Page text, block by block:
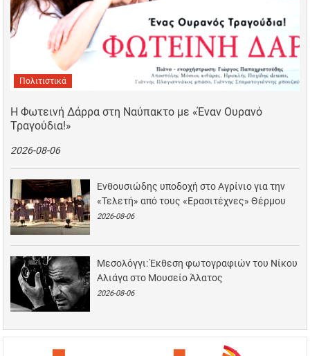
Πολιτιστικά
Η Φωτεινή Δάρρα στη Ναύπακτο με «Έναν Ουρανό
Τραγούδια!»
2026-08-06
Ενθουσιώδης υποδοχή στο Αγρίνιο για την
«Τελετή» από τους «Ερασιτέχνες» Θέρμου
2026-08-06
Μεσολόγγι: Έκθεση φωτογραφιών του Νίκου
Αλιάγα στο Μουσείο Άλατος
2026-08-06